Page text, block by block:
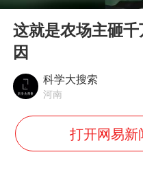
38
胡
Play
这就是农场主砸
因
科学大搜索
河南
打开网易新